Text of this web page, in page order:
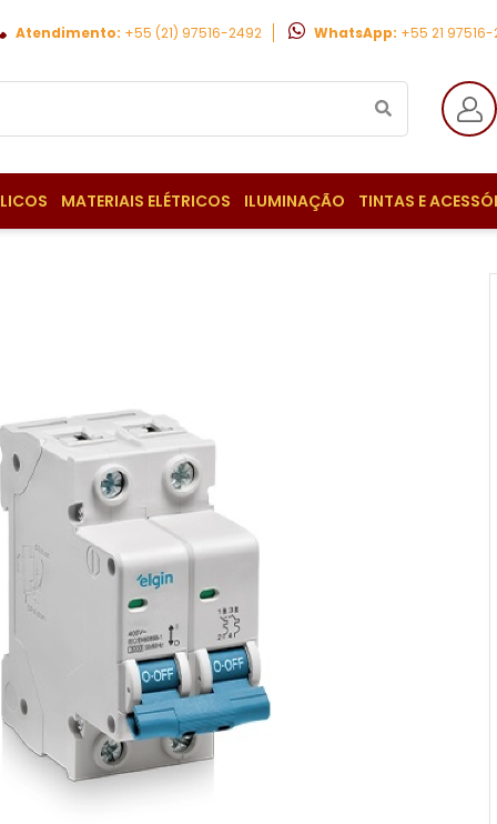
Atendimento: +55 (21) 97516-2492 WhatsApp: +55 21
MATERIAIS ELÉTRICOS ILUMINAÇÃO TINTAS E